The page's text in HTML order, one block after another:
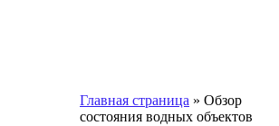
Главная страница » Обзор
состояния водных объектов